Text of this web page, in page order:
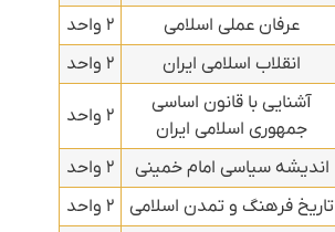
عرفان عملی اسلامی
۲ واحد
انقلاب اسلامی ایران
۲ واحد
آشنایی با قانون اساسی
جمهوری اسلامی ایران
۲ واحد
اندیشه سیاسی امام خمینی ۲ واحد
تاریخ فرهنگ و تمدن اسلامی
۲ واحد